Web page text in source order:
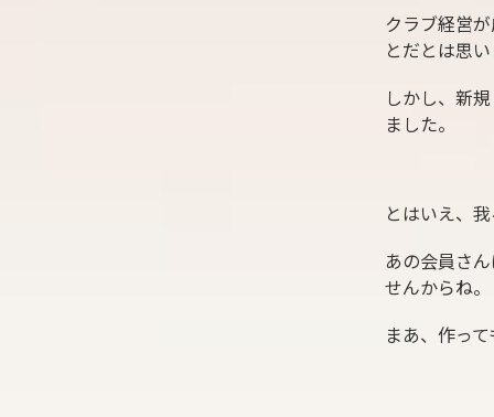
クラブ経営
とだとは思
しかし、新
ました。
とはいえ、
あの会員さ
せんからね。
まあ、作っ